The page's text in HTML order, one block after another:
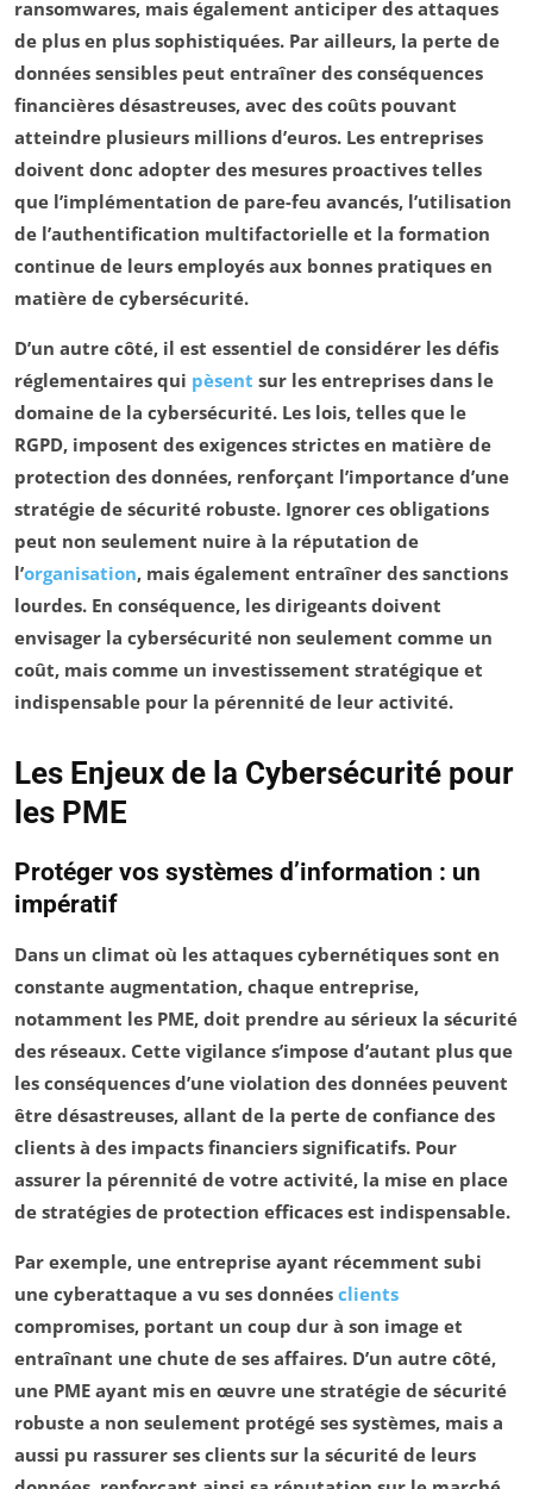
ransomwares, mais également anticiper des attaques
de plus en plus sophistiquées. Par ailleurs, la perte de
données sensibles peut entraîner des conséquences
financières désastreuses, avec des coûts pouvant
atteindre plusieurs millions d’euros. Les entreprises
doivent donc adopter des mesures proactives telles
que l’implémentation de pare-feu avancés, l’utilisation
de l’authentification multifactorielle et la formation
continue de leurs employés aux bonnes pratiques en
matière de cybersécurité.
D’un autre côté, il est essentiel de considérer les défis
réglementaires qui pèsent sur les entreprises dans le
domaine de la cybersécurité. Les lois, telles que le
RGPD, imposent des exigences strictes en matière de
protection des données, renforçant l’importance d’une
stratégie de sécurité robuste. Ignorer ces obligations
peut non seulement nuire à la réputation de
l’organisation, mais également entraîner des sanctions
lourdes. En conséquence, les dirigeants doivent
envisager la cybersécurité non seulement comme un
coût, mais comme un investissement stratégique et
indispensable pour la pérennité de leur activité.
Les Enjeux de la Cybersécurité pour
les PME
Protéger vos systèmes d’information : un
impératif
Dans un climat où les attaques cybernétiques sont en
constante augmentation, chaque entreprise,
notamment les PME, doit prendre au sérieux la sécurité
des réseaux. Cette vigilance s’impose d’autant plus que
les conséquences d’une violation des données peuvent
être désastreuses, allant de la perte de confiance des
clients à des impacts financiers significatifs. Pour
assurer la pérennité de votre activité, la mise en place
de stratégies de protection efficaces est indispensable.
Par exemple, une entreprise ayant récemment subi
une cyberattaque a vu ses données clients
compromises, portant un coup dur à son image et
entraînant une chute de ses affaires. D’un autre côté,
une PME ayant mis en œuvre une stratégie de sécurité
robuste a non seulement protégé ses systèmes, mais a
aussi pu rassurer ses clients sur la sécurité de leurs